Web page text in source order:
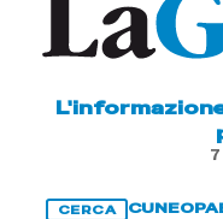
CERCA CUNEO